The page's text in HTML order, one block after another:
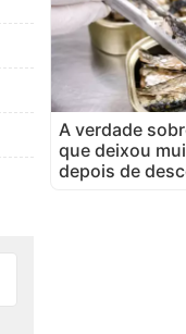
A verdade
que deixou
depois de